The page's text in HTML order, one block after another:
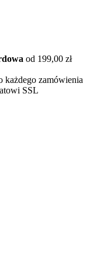
od 199,00 zł
każdego zamówienia
SSL